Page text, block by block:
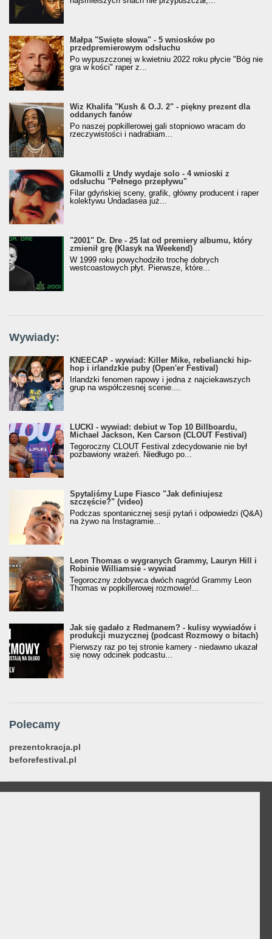
Małpa "Święte słowa" - 5 wniosków po
przedpremierowym odsłuchu
Po wypuszczonej w kwietniu 2022 roku płycie "Bóg nie
gra w kości" raper z...
Wiz Khalifa "Kush & O.J. 2" - piękny prezent dla
oddanych fanów
Po naszej popkillerowej gali stopniowo wracam do
rzeczywistości i nadrabiam...
Gkamolli z Undy wydaje solo - 4 wnioski z
odsłuchu "Pełnego przepływu"
Filar gdyńskiej sceny, grafik, główny producent i raper
kolektywu Undadasea już...
"2001" Dr. Dre - 25 lat od premiery albumu, który
zmienił grę (Klasyk na Weekend)
W 1999 roku powychodziło trochę dobrych
westcoastowych płyt. Pierwsze, które...
Wywiady:
KNEECAP - wywiad: Killer Mike, rebeliancki hip-
hop i irlandzkie puby (Open'er Festival)
Irlandzki fenomen rapowy i jedna z najciekawszych
grup na współczesnej scenie....
LUCKI - wywiad: debiut w Top 10 Billboardu,
Michael Jackson, Ken Carson (CLOUT Festival)
Tegoroczny CLOUT Festival zdecydowanie nie był
pozbawiony wrażeń. Niedługo po...
Spytaliśmy Lupe Fiasco "Jak definiujesz
szczęście?" (video)
Podczas spontanicznej sesji pytań i odpowiedzi (Q&A)
na żywo na Instagramie...
Leon Thomas o wygranych Grammy, Lauryn Hill i
Robinie Williamsie - wywiad
Tegoroczny zdobywca dwóch nagród Grammy Leon
Thomas w popkillerowej rozmowie!...
Jak się gadało z Redmanem? - kulisy wywiadów i
produkcji muzycznej (podcast Rozmowy o bitach)
Pierwszy raz po tej stronie kamery - niedawno ukazał
się nowy odcinek podcastu...
Polecamy
prezentokracja.pl
beforefestival.pl